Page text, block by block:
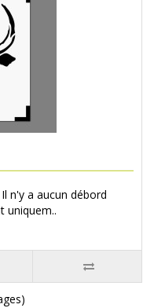
n'y a aucun débord
uniquem..